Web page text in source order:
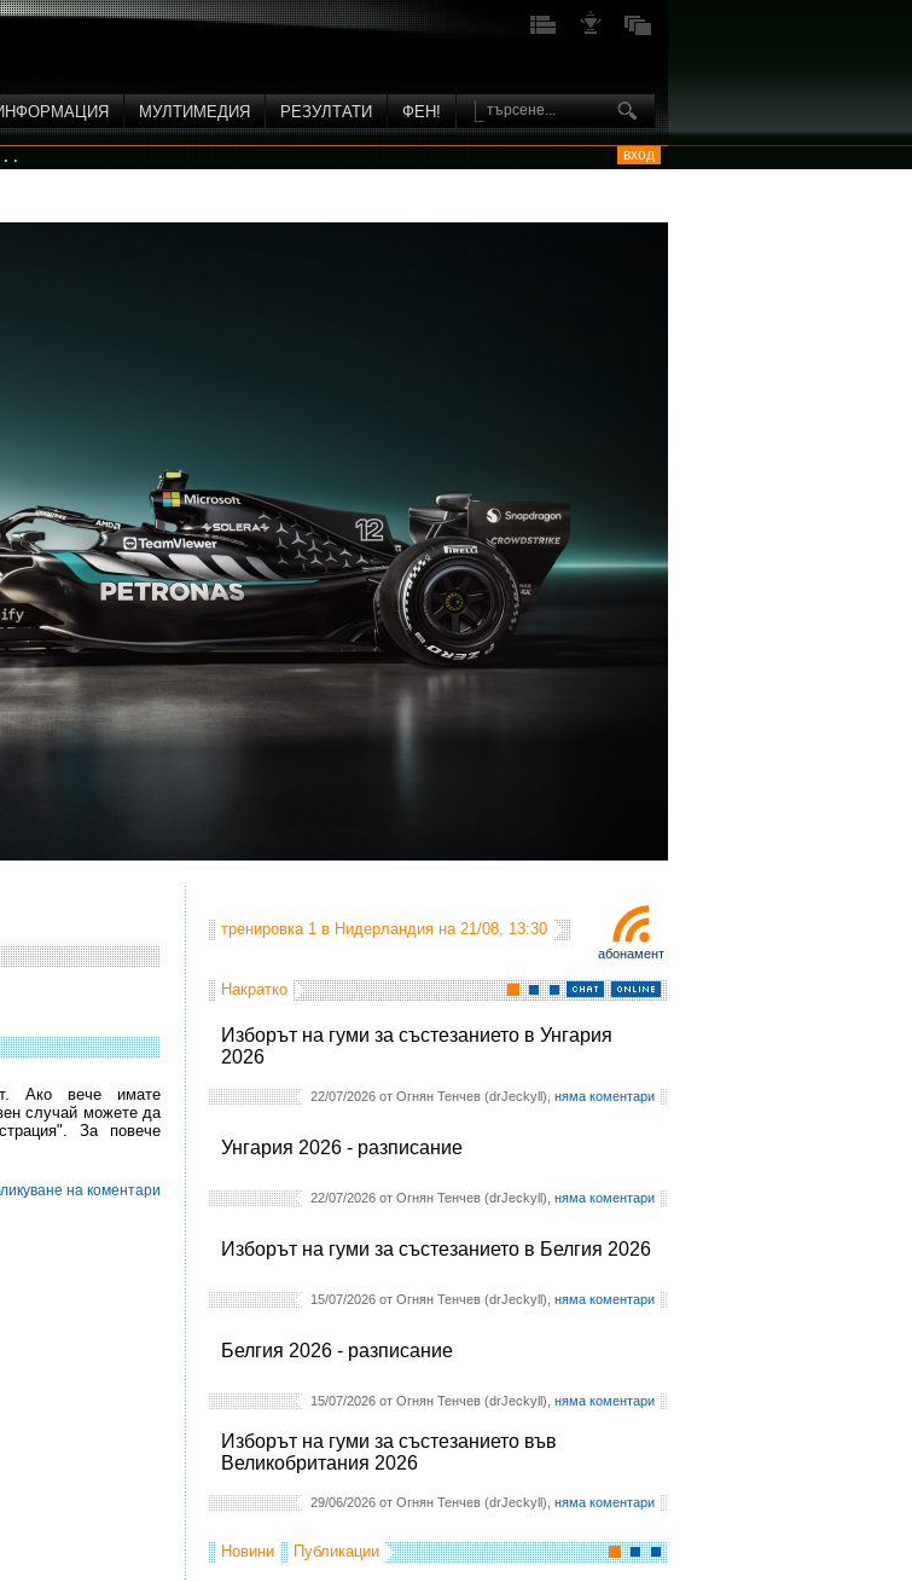
МУЛТИМЕДИЯ РЕЗУЛТАТИ ФЕН!
вход
абонамент
тренировка 1 в Нидерландия на 21/08, 13:30
Накратко
Изборът на гуми за състезанието в Унгария
2026
22/07/2026 от Огнян Тенчев (drJeckyll), няма коментари
Унгария 2026 - разписание
22/07/2026 от Огнян Тенчев (drJeckyll), няма коментари
Изборът на гуми за състезанието в Белгия 2026
15/07/2026 от Огнян Тенчев (drJeckyll), няма коментари
Белгия 2026 - разписание
15/07/2026 от Огнян Тенчев (drJeckyll), няма коментари
Изборът на гуми за състезанието във
Великобритания 2026
29/06/2026 от Огнян Тенчев (drJeckyll), няма коментари
Новини Публикации
Ако вече имате
случай можете да
За повече
на коментари